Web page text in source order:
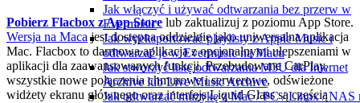
Jak włączyć i używać odtwarzania bez przerw w
Evermusic
Jak wyeksportować playlisty z Apple Music i
odtwarzać je w Evermusic na Macu
Jak stworzyć listę odtwarzania M3U dla Internet
Archive lub Live Music Archive
Jak odtwarzać muzykę z Mac / PC / Linux / NAS
Pobierz Flacbox z App Store lub zaktualizuj z poziomu App Store.
Wersja na Maca jest dostępna oddzielnie jako uniwersalna aplikacja
Mac. Flacbox to darmowa aplikacja z opcjonalnymi ulepszeniami w
aplikacji dla zaawansowanych funkcji. Przebudowane CarPlay,
wszystkie nowe połączenia chmurowe i serwerowe, odświeżone
widżety ekranu głównego oraz interfejs Liquid Glass są częścią